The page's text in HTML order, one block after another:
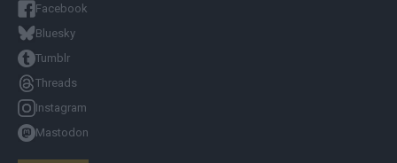
Facebook
Bluesky
Tumblr
Threads
Instagram
Mastodon